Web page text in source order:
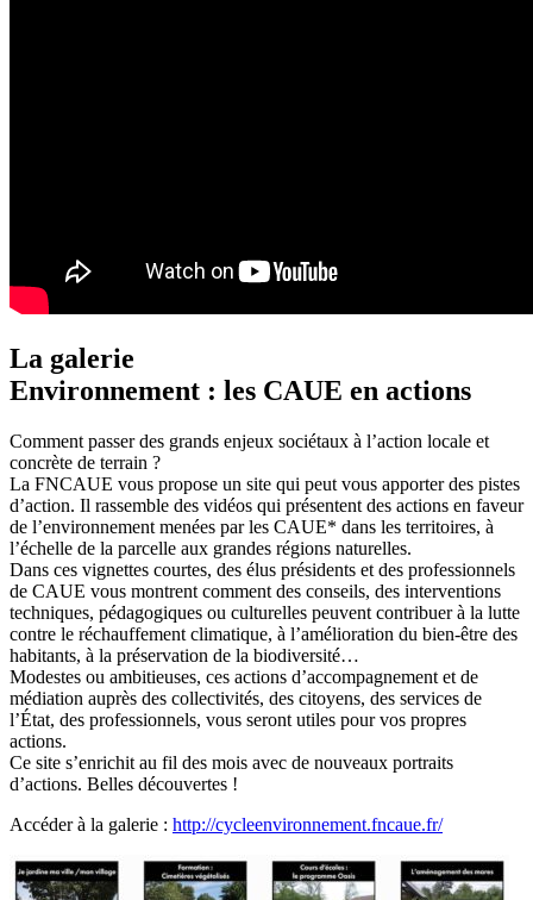
La galerie
Environnement : les CAUE en actions
Comment passer des grands enjeux sociétaux à l’action locale et
concrète de terrain ?
La FNCAUE vous propose un site qui peut vous apporter des pistes
d’action. Il rassemble des vidéos qui présentent des actions en faveur
de l’environnement menées par les CAUE* dans les territoires, à
l’échelle de la parcelle aux grandes régions naturelles.
Dans ces vignettes courtes, des élus présidents et des professionnels
de CAUE vous montrent comment des conseils, des interventions
techniques, pédagogiques ou culturelles peuvent contribuer à la lutte
contre le réchauffement climatique, à l’amélioration du bien-être des
habitants, à la préservation de la biodiversité…
Modestes ou ambitieuses, ces actions d’accompagnement et de
médiation auprès des collectivités, des citoyens, des services de
l’État, des professionnels, vous seront utiles pour vos propres
actions.
Ce site s’enrichit au fil des mois avec de nouveaux portraits
d’actions. Belles découvertes !
Accéder à la galerie : http://cycleenvironnement.fncaue.fr/